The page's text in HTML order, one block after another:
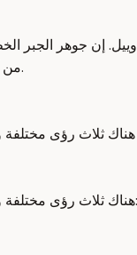
من أننا متفقين جميعًا حول تعريف الشعاع على النحو الصحيح.
هناك ثلاث رؤى مختلفة ولكنها مرتبطة بشكل أو بآخر بالأشعة والتي سأطلق عليها: